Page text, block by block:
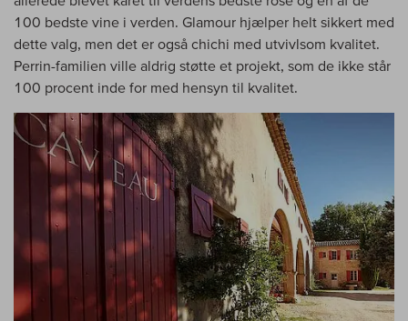
100 bedste vine i verden. Glamour hjælper helt sikkert med
dette valg, men det er også chichi med utvivlsom kvalitet.
Perrin-familien ville aldrig støtte et projekt, som de ikke står
100 procent inde for med hensyn til kvalitet.